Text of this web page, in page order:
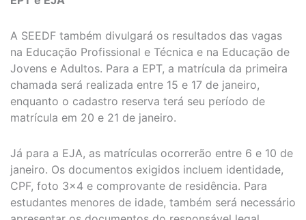
A SEEDF também divulgará os resultados das vagas
na Educação Profissional e Técnica e na Educação de
Jovens e Adultos. Para a EPT, a matrícula da primeira
chamada será realizada entre 15 e 17 de janeiro,
enquanto o cadastro reserva terá seu período de
matrícula em 20 e 21 de janeiro.
Já para a EJA, as matrículas ocorrerão entre 6 e 10 de
janeiro. Os documentos exigidos incluem identidade,
CPF, foto 3×4 e comprovante de residência. Para
estudantes menores de idade, também será necessário